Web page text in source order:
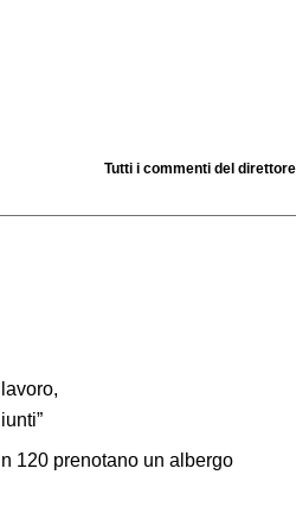
Tutti i commenti del direttore
120 prenotano un albergo